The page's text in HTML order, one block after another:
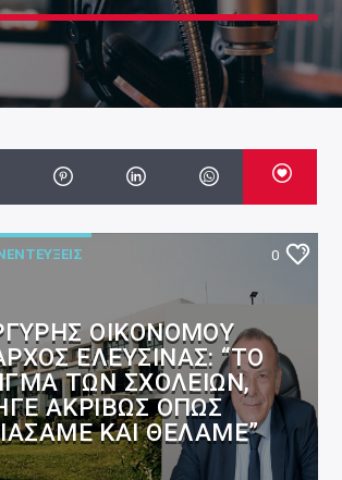
0
ΟΙΚΟΝΌΜΟΥ
ΕΛΕΥΣΊΝΑΣ: “ΤΟ
ΤΩΝ ΣΧΟΛΕΊΩΝ,
ΑΚΡΙΒΏΣ ΌΠΩΣ
ΚΑΙ ΘΈΛΑΜΕ”